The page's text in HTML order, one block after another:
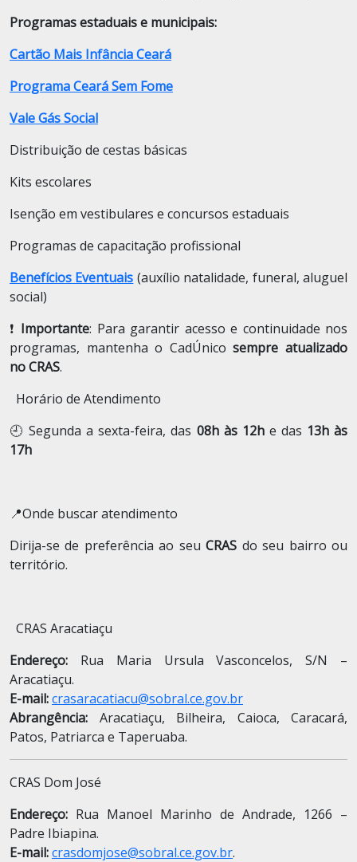
Programas estaduais e municipais:
Cartão Mais Infância Ceará
Programa Ceará Sem Fome
Vale Gás Social
Distribuição de cestas básicas
Kits escolares
Isenção em vestibulares e concursos estaduais
Programas de capacitação profissional
Benefícios Eventuais (auxílio natalidade, funeral, aluguel
social)
❗ Importante: Para garantir acesso e continuidade nos
programas, mantenha o CadÚnicosempre atualizado
no CRAS.
Horário de Atendimento
🕘 Segunda a sexta-feira, das 08h às 12he das 13h às
17h
📍Onde buscar atendimento
Dirija-se de preferência ao seuCRAS do seu bairro ou
território.
CRAS Aracatiaçu
Endereço: Rua Maria Ursula Vasconcelos, S/N –
Aracatiaçu.
E-mail:crasaracatiacu@sobral.ce.gov.br
Abrangência: Aracatiaçu, Bilheira, Caioca, Caracará,
Patos, Patriarca e Taperuaba.
CRAS Dom José
Endereço: Rua Manoel Marinho de Andrade, 1266 –
Padre Ibiapina.
E-mail:crasdomjose@sobral.ce.gov.br.